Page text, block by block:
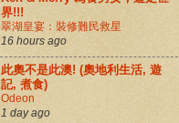
界!!!
翠湖皇宴：裝修難民救星
16 hours ago
此奧不是此澳! (奧地利生活, 遊
記, 煮食)
Odeon
1 day ago